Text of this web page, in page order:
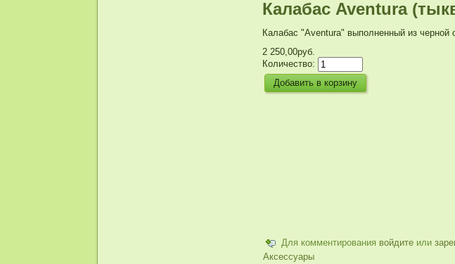
Калабас Aventura
Калабас "Aventura" выполненный из
2 250,00руб.
Количество:
Для комментирования войдитеили
Аксессуары